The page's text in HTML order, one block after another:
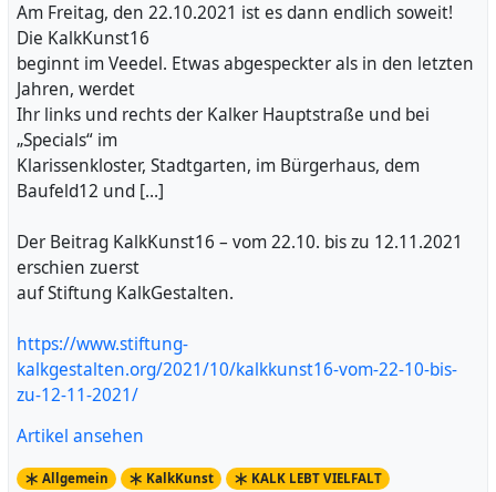
Am Freitag, den 22.10.2021 ist es dann endlich soweit!
Die KalkKunst16
beginnt im Veedel. Etwas abgespeckter als in den letzten
Jahren, werdet
Ihr links und rechts der Kalker Hauptstraße und bei
„Specials“ im
Klarissenkloster, Stadtgarten, im Bürgerhaus, dem
Baufeld12 und […]
Der Beitrag KalkKunst16 – vom 22.10. bis zu 12.11.2021
erschien zuerst
auf Stiftung KalkGestalten.
https://www.stiftung-
kalkgestalten.org/2021/10/kalkkunst16-vom-22-10-bis-
zu-12-11-2021/
Artikel ansehen
Allgemein KalkKunst
KALK LEBT VIELFALT